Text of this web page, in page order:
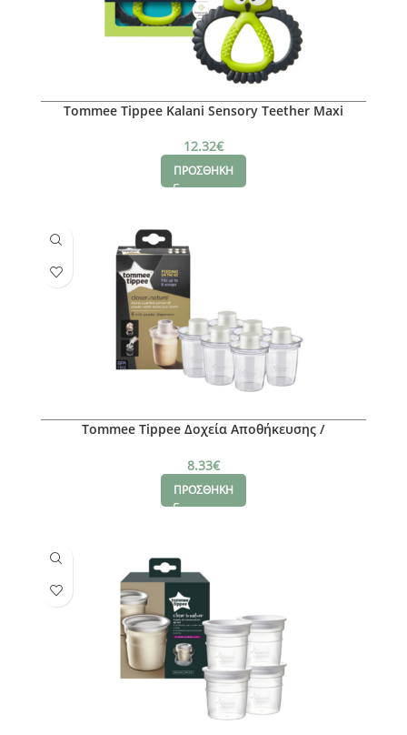
Tommee Tippee Kalani Sensory Teether Maxi
12.32€
ΠΡΟΣΘΗΚΗ
Tommee Tippee Δοχεία Αποθήκευσης /
8.33€
ΠΡΟΣΘΗΚΗ